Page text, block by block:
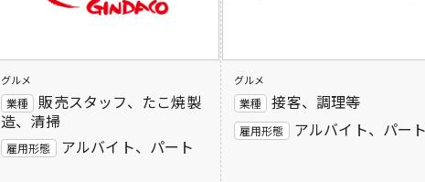
グルメ
業種
販売スタッフ、たこ焼製
造、清掃
雇用形態 アルバイト、パート
グルメ
業種 接客、調理等
雇用形態 アルバイト、パー